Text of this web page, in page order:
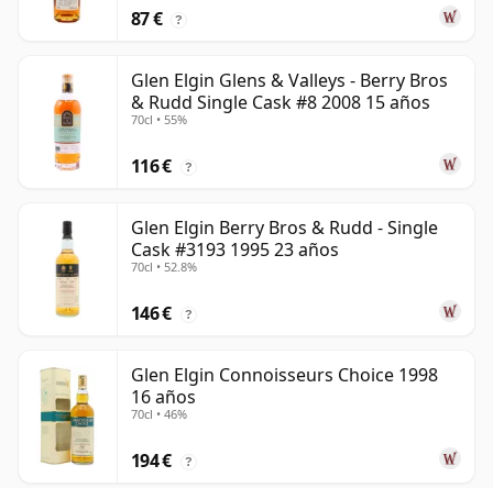
87 € ?
Glen Elgin Glens & Valleys - Berry Bros
& Rudd Single Cask #8 2008 15 años
70cl • 55%
116 € ?
Glen Elgin Berry Bros & Rudd - Single
Cask #3193 1995 23 años
70cl • 52.8%
146 € ?
Glen Elgin Connoisseurs Choice 1998
16 años
70cl • 46%
194 € ?